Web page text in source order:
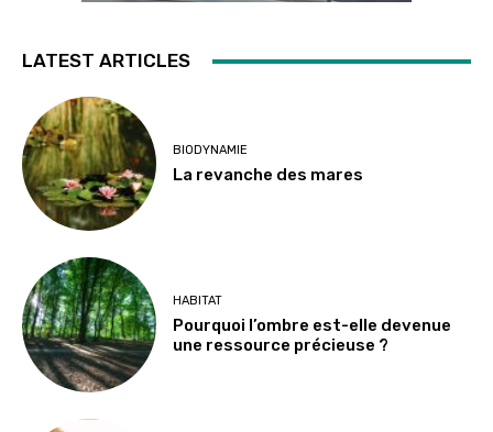
LATEST ARTICLES
BIODYNAMIE
La revanche des mares
HABITAT
Pourquoi l’ombre est-elle devenue
une ressource précieuse ?